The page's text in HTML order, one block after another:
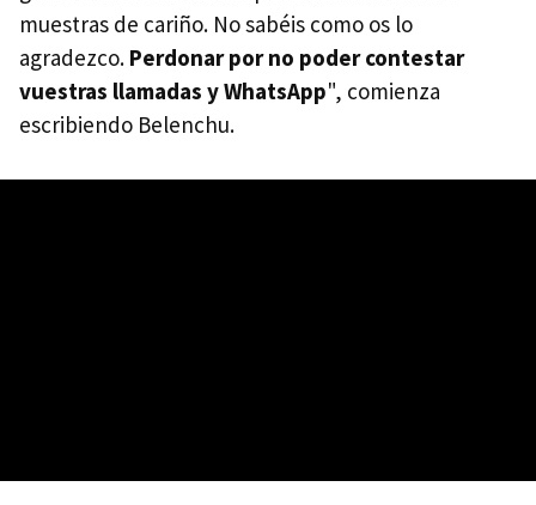
muestras de cariño. No sabéis como os lo
agradezco. Perdonar por no poder contestar
vuestras llamadas y WhatsApp", comienza
escribiendo Belenchu.